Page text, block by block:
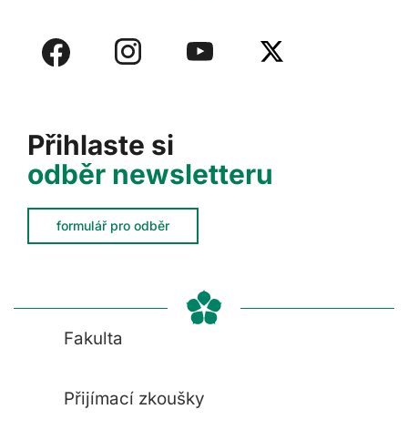
Přihlaste si
odběr newsletteru
formulář pro odběr
Fakulta
Přijímací zkoušky